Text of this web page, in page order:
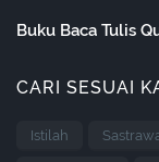
Buku Baca Tulis
CARI SESUAI
Istilah